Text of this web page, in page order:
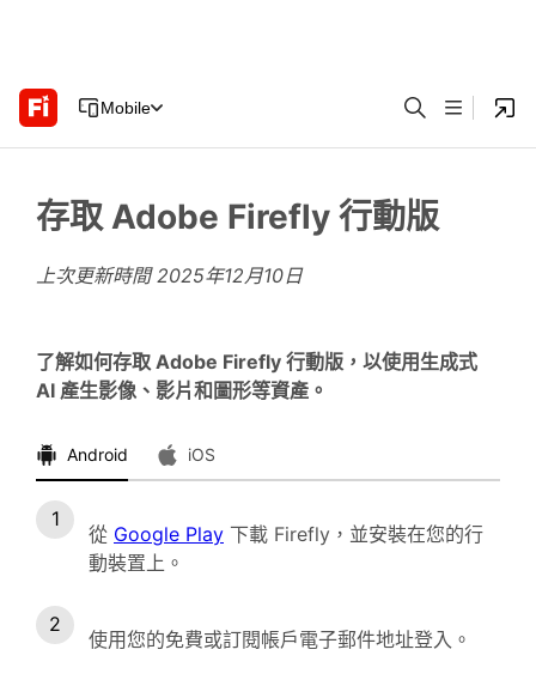
Mobile
存取 Adobe Firefly 行動版
上次更新時間2025年12月10日
了解如何存取 Adobe Firefly 行動版，以使用生成式
AI 產生影像、影片和圖形等資產。
Android iOS
從 Google Play 下載 Firefly，並安裝在您的行
動裝置上。
使用您的免費或訂閱帳戶電子郵件地址登入。